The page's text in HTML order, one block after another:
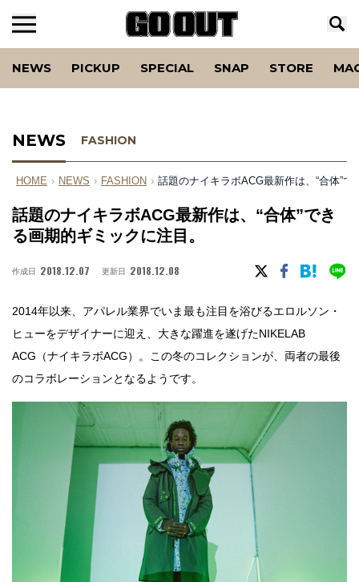
NEWS PICKUP SPECIAL SNAP STORE
NEWS FASHION
HOME › NEWS › FASHION › 話題のナイキラボACG最新作は、“合体”
話題のナイキラボACG最新作は、“合体”でき
る画期的ギミックに注目。
作成日 2018.12.07 更新日 2018.12.08
2014年以来、アパレル業界でいま最も注目を浴びるエロルソン・
ヒューをデザイナーに迎え、大きな躍進を遂げたNIKELAB
ACG（ナイキラボACG）。この冬のコレクションが、両者の最後
のコラボレーションとなるようです。